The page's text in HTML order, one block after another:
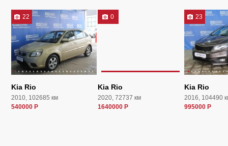
22
Kia Rio
2010, 102685 км
540000 Р
0
Kia Rio
2020, 72737 км
1640000 Р
23
Kia Rio
2016, 104490
995000 Р